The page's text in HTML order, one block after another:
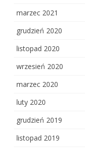
marzec 2021
grudzień 2020
listopad 2020
wrzesień 2020
marzec 2020
luty 2020
grudzień 2019
listopad 2019